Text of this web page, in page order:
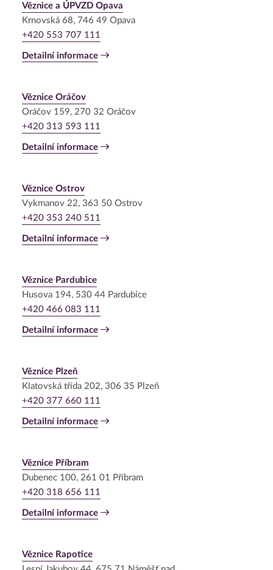
Věznice a ÚPVZD Opava
Krnovská 68, 746 49 Opava
+420 553 707 111
Detailní informace
Věznice Oráčov
Oráčov 159, 270 32 Oráčov
+420 313 593 111
Detailní informace
Věznice Ostrov
Vykmanov 22, 363 50 Ostrov
+420 353 240 511
Detailní informace
Věznice Pardubice
Husova 194, 530 44 Pardubice
+420 466 083 111
Detailní informace
Věznice Plzeň
Klatovská třída 202, 306 35 Plzeň
+420 377 660 111
Detailní informace
Věznice Příbram
Dubenec 100, 261 01 Příbram
+420 318 656 111
Detailní informace
Věznice Rapotice